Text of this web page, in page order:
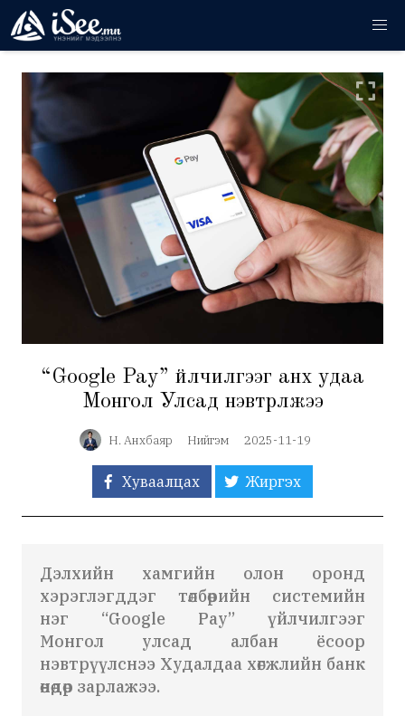
“Google Pay” үйлчилгээг анх удаа
Монгол Улсад нэвтрүүлжээ
Н. Анхбаяр Нийгэм 2025-11-19
Хуваалцах Жиргэх
Дэлхийн хамгийн олон оронд
хэрэглэгддэг төлбөрийн системийн
нэг “Google Pay” үйлчилгээг
Монгол улсад албан ёсоор
нэвтрүүлснээ Худалдаа хөгжлийн банк
өнөөдөр зарлажээ.